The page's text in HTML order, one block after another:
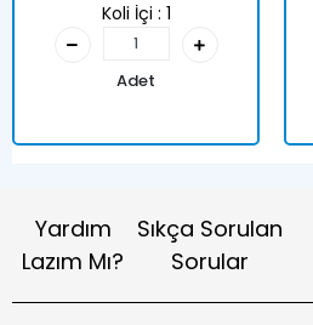
Koli İçi : 1
Adet
Yardım
Lazım Mı?
Sıkça Sorulan
Sorular